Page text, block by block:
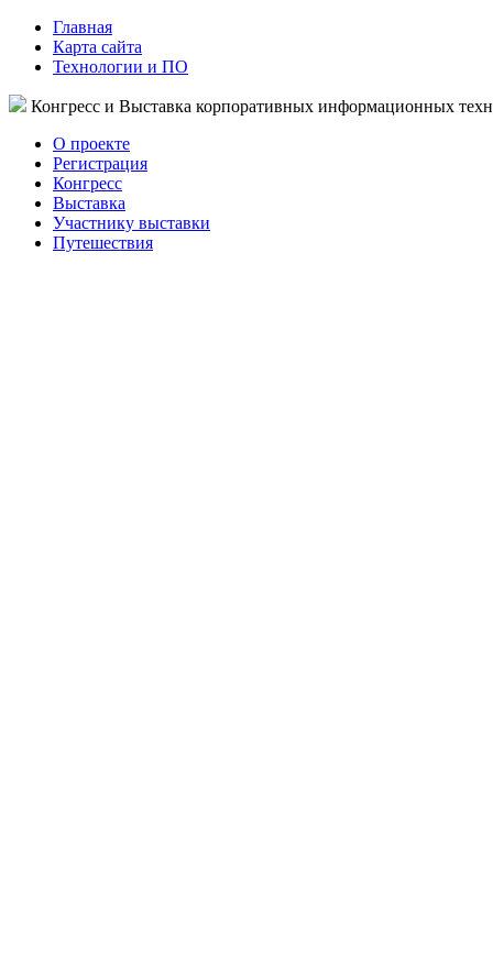
Главная
Карта сайта
Технологии и ПО
Конгресс и Выставка корпоративных информационных
О проекте
Регистрация
Конгресс
Выставка
Участнику выставки
Путешествия